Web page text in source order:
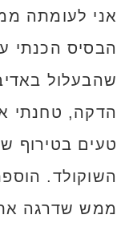
אני לעומתה
הבסיס הכנתי
שהבעלול
הדקה, טחנתי
טעים בטירוף
השוקולד.
ממש שדרגה